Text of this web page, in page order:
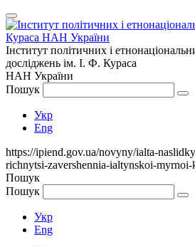
Інститут політичних і
досліджень ім. І. Ф. Кураса
НАН України
Пошук
Укр
Eng
https://ipiend.gov.ua/novyny/ialta-
richnytsi-zavershennia-ialtynskoi-
Пошук
Пошук
Укр
Eng